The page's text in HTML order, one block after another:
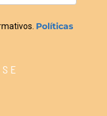
Políticas